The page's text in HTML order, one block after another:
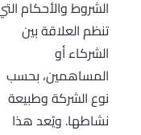
الشروط والأحكام
تنظم العلاقة بين
الشركاء أو
المساهمين، بحسب
نوع الشركة وطبيعة
نشاطها. ويُعد هذا